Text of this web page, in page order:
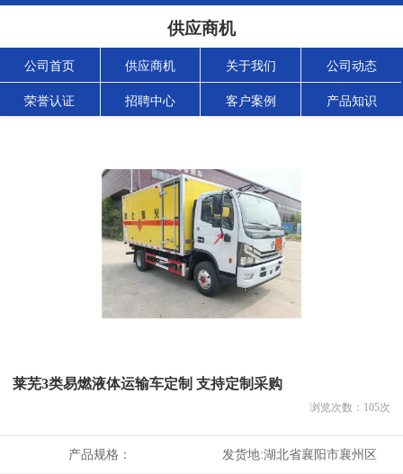
供应商机
公司首页 供应商机 关于我们 公司动态
荣誉认证 招聘中心 客户案例 产品知识
莱芜3类易燃液体运输车定制 支持定制采购
浏览次数： 105次
产品规格： 发货地:湖北省襄阳市襄州区